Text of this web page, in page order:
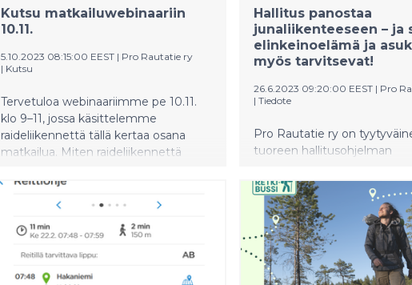
Kutsu matkailuwebinaariin
10.11.
5.10.2023 08:15:00 EEST | Pro Rautatie ry
| Kutsu
Tervetuloa webinaariimme pe 10.11.
klo 9–11, jossa käsittelemme
raideliikennettä tällä kertaa osana
matkailua. Miten raideliikennettä
matkailuelinkeinossa, osana
matkailun matkaketjuja ja
Ilmoittaudu mukaamme kuulolle!
Hallitus panostaa
junaliikenteeseen – ja
elinkeinoelämä ja
myös tarvitsevat!
26.6.2023 09:20:00 EEST | Pro
| Tiedote
Pro Rautatie ry on
tuoreen hallitusohjelman
Pro Rautatie ry järjesti 2.6.
hallitusohjelman
asiantuntijawebinaarin
roolista ja tärkeydestä
kunnille, asukkaille, yrityksille
liikennejärjestelmälle.